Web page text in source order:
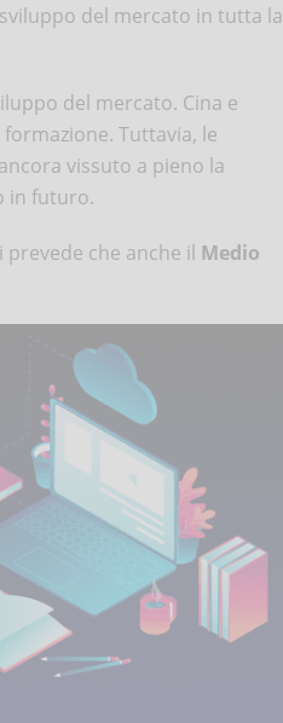
del mercato in tutta la
del mercato. Cina e
Tuttavia, le
vissuto a pieno la
in futuro.
che anche il Medio